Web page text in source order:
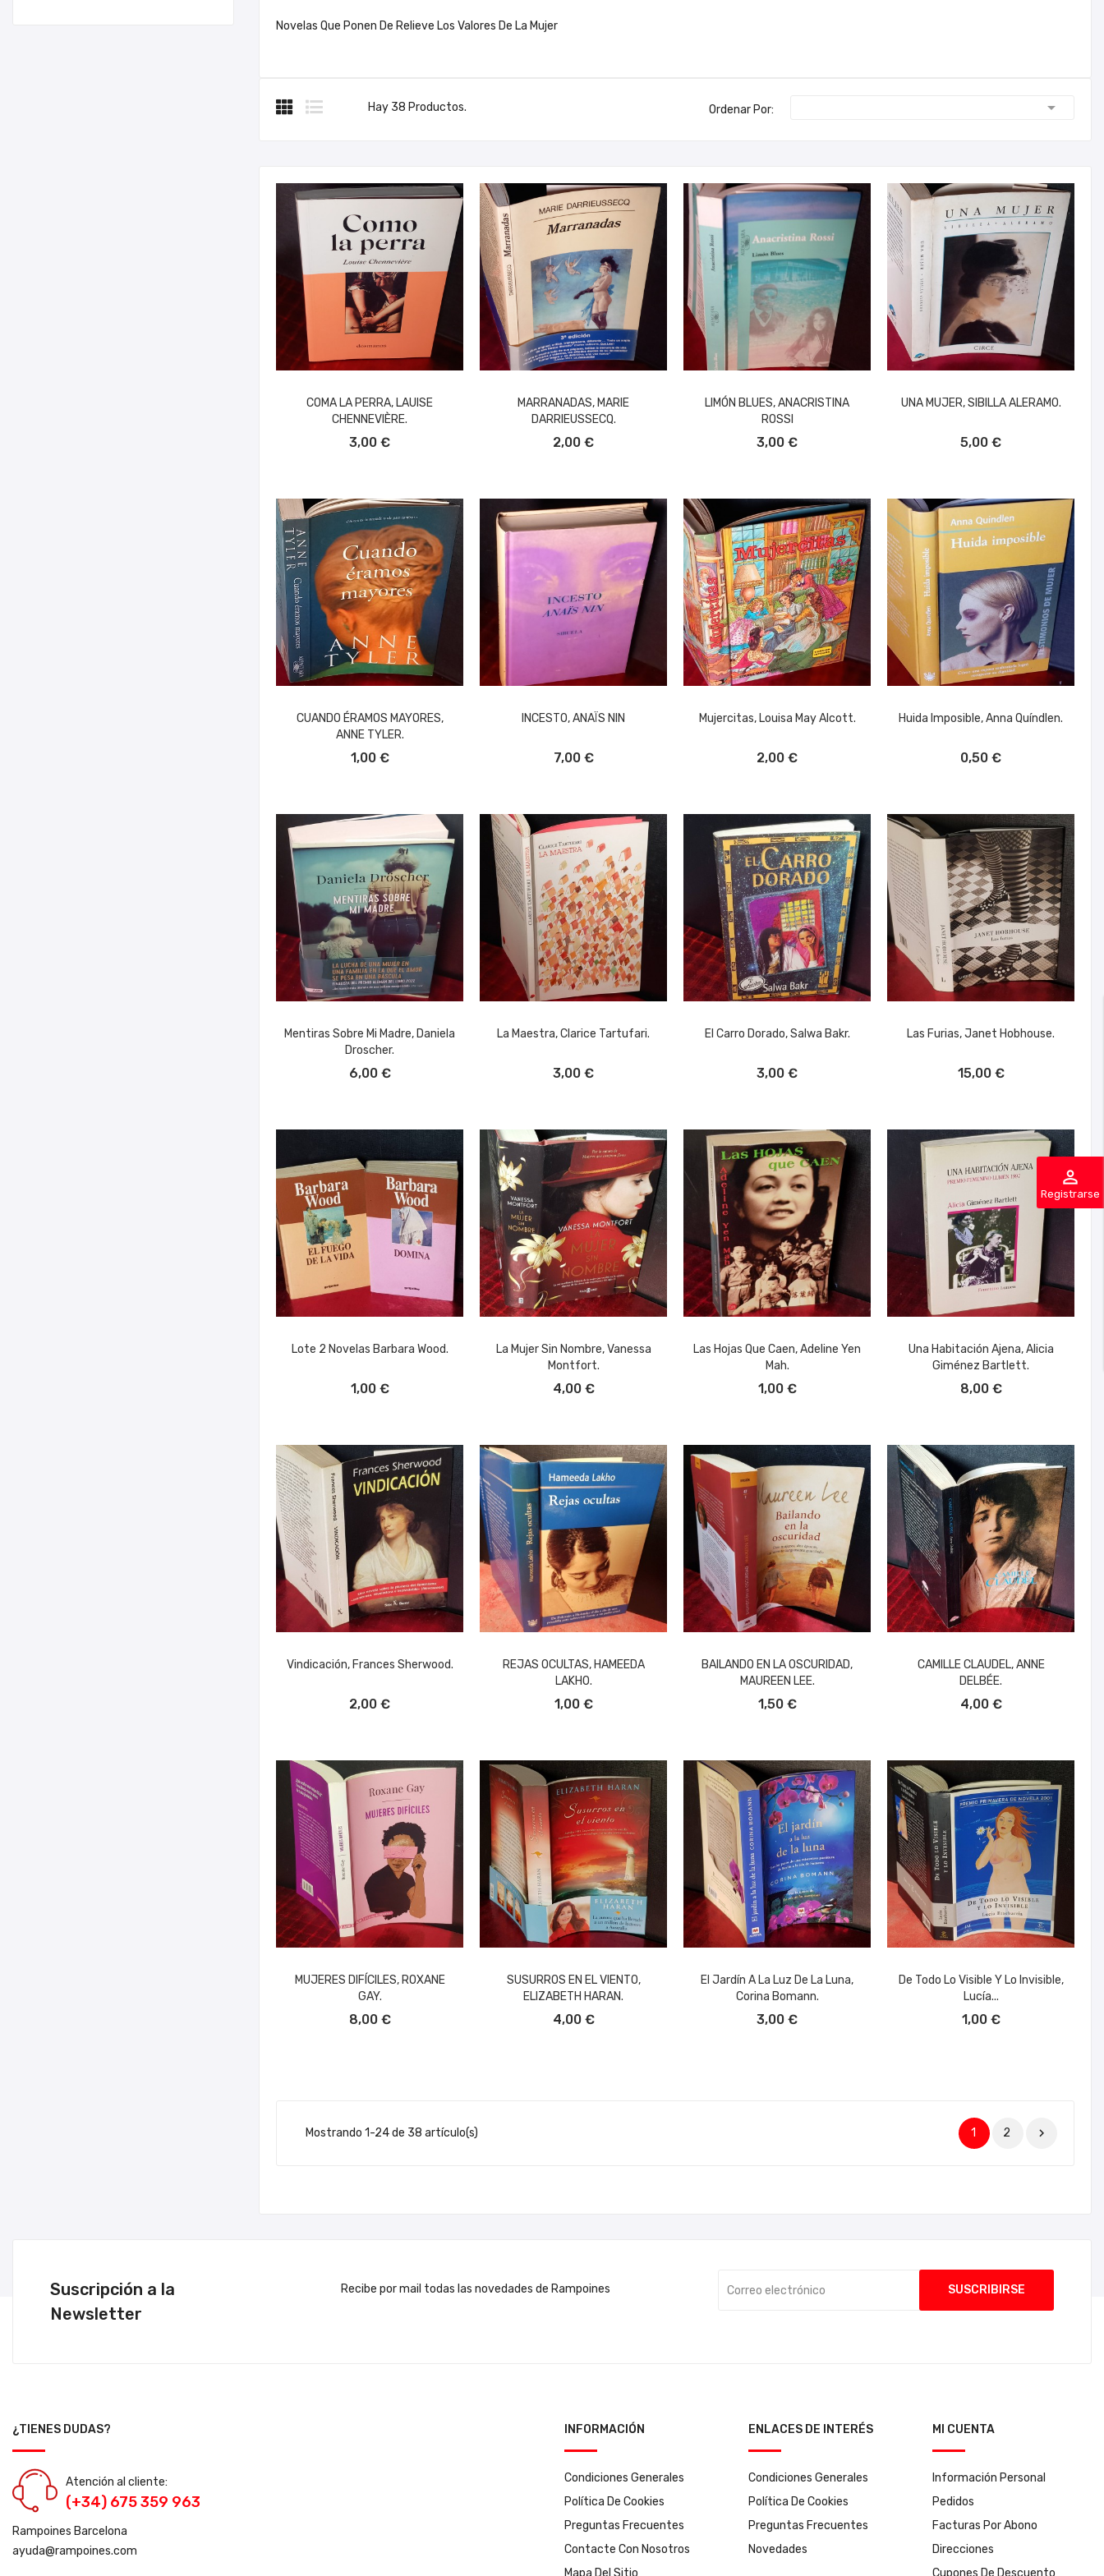
perm_identity
Registrarse
Novelas Que Ponen De Relieve Los Valores De La Mujer
Hay 38 Productos. Ordenar Por: 
COMA LA PERRA, LAUISE
CHENNEVIÈRE.
3,00 €
MARRANADAS, MARIE
DARRIEUSSECQ.
2,00 €
LIMÓN BLUES, ANACRISTINA
ROSSI
3,00 €
UNA MUJER, SIBILLA ALERAMO.
5,00 €
CUANDO ÉRAMOS MAYORES,
ANNE TYLER.
1,00 €
INCESTO, ANAÏS NIN
7,00 €
Mujercitas, Louisa May Alcott.
2,00 €
Huida Imposible, Anna Quíndlen.
0,50 €
Mentiras Sobre Mi Madre, Daniela
Droscher.
6,00 €
La Maestra, Clarice Tartufari.
3,00 €
El Carro Dorado, Salwa Bakr.
3,00 €
Las Furias, Janet Hobhouse.
15,00 €
Lote 2 Novelas Barbara Wood.
1,00 €
La Mujer Sin Nombre, Vanessa
Montfort.
4,00 €
Las Hojas Que Caen, Adeline Yen
Mah.
1,00 €
Una Habitación Ajena, Alicia
Giménez Bartlett.
8,00 €
Vindicación, Frances Sherwood.
2,00 €
REJAS OCULTAS, HAMEEDA
LAKHO.
1,00 €
BAILANDO EN LA OSCURIDAD,
MAUREEN LEE.
1,50 €
CAMILLE CLAUDEL, ANNE
DELBÉE.
4,00 €
MUJERES DIFÍCILES, ROXANE
GAY.
8,00 €
SUSURROS EN EL VIENTO,
ELIZABETH HARAN.
4,00 €
El Jardín A La Luz De La Luna,
Corina Bomann.
3,00 €
De Todo Lo Visible Y Lo Invisible,
Lucía...
1,00 €
Mostrando 1-24 de 38 artículo(s) 1 2 
Suscripción a la
Newsletter
Recibe por mail todas las novedades de Rampoines
¿TIENES DUDAS?
Atención al cliente:
(+34) 675 359 963
Rampoines Barcelona
ayuda@rampoines.com
INFORMACIÓN
Condiciones Generales
Política De Cookies
Preguntas Frecuentes
Contacte Con Nosotros
Mapa Del Sitio
ENLACES DE INTERÉS
Condiciones Generales
Política De Cookies
Preguntas Frecuentes
Novedades
MI CUENTA
Información Personal
Pedidos
Facturas Por Abono
Direcciones
Cupones De Descuento